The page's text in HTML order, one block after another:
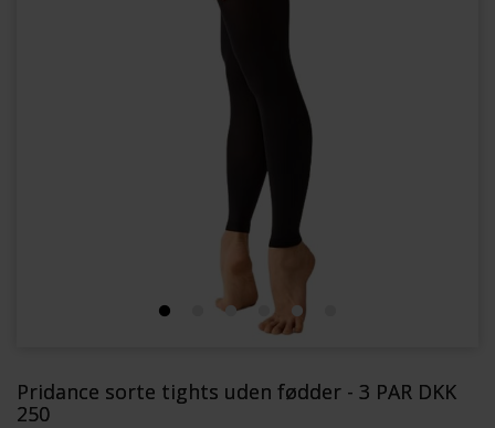
Pridance sorte tights uden fødder - 3 PAR DKK
250